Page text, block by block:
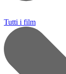
Tutti i film